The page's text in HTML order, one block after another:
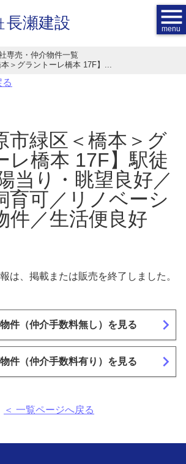
長瀬建設 menu
専売・仲介物件一覧
＞グラントーレ橋本 17F】...
市緑区＜橋本＞グ
レ橋本 17F】駅徒
当り・眺望良好／
育可／リノベーシ
件／生活便良好
は、掲載または販売を終了しました。
件（仲介手数料無し）を見る navigate_next
件（仲介手数料有り）を見る navigate_next
＜ 一覧ページへ戻る